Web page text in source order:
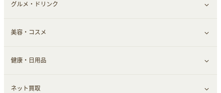
総合通販
すべて見る
ファッション
インナー・下着
スーツ・フォーマル
グルメ・ドリンク
すべて見る
グルメ
お酒
美容・コスメ
すべて見る
ヘアケア
健康・日用品
すべて見る
ネット買取